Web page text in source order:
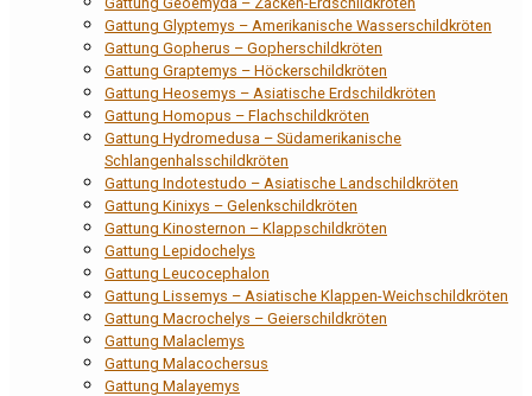
Gattung Glyptemys – Amerikanische Wasserschildkröten
Gattung Gopherus – Gopherschildkröten
Gattung Graptemys – Höckerschildkröten
Gattung Heosemys – Asiatische Erdschildkröten
Gattung Homopus – Flachschildkröten
Gattung Hydromedusa – Südamerikanische
Schlangenhalsschildkröten
Gattung Indotestudo – Asiatische Landschildkröten
Gattung Kinixys – Gelenkschildkröten
Gattung Kinosternon – Klappschildkröten
Gattung Lepidochelys
Gattung Leucocephalon
Gattung Lissemys – Asiatische Klappen-Weichschildkröten
Gattung Macrochelys – Geierschildkröten
Gattung Malaclemys
Gattung Malacochersus
Gattung Malayemys